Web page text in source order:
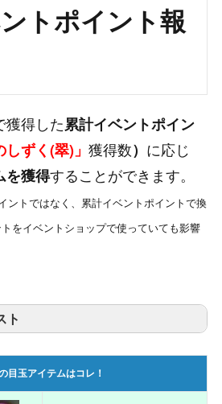
・討伐ボーナス回復薬
・輝虹石
・ゴールド(1日1回まで!大盤振る舞いの
・輝虹石(1日1回まで!お得な限定品!!)
トポイント報
獲得した累計イベントポイン
ずく(翠)」 獲得数） に応じ
を獲得することができます。
ントではなく、累計イベントポイントで換
をイベントショップで使っていても影響
ト
目玉アイテムはコレ！